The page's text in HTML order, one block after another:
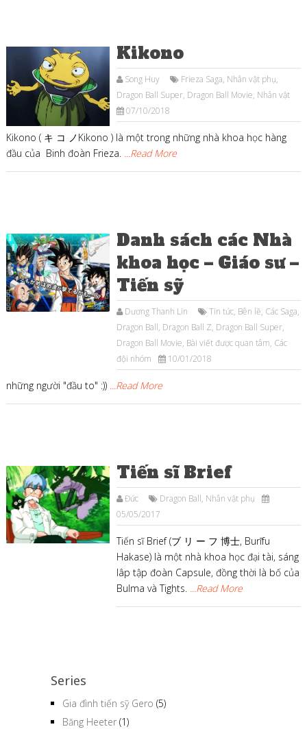
Kikono
Song Huy Frieza Saga, Nhân vật phụ,
Dragon Ball Super, Dragon Ball Movie, Nhân vật
07/10/2018
Kikono ( キ コ ノKikono ) là một trong những nhà khoa học hàng
đầu của Binh đoàn Frieza. ...Read More
Danh sách các Nhà
khoa học – Giáo sư –
Tiến sỹ
Dương Thanh Lin Tin tức, Bên lề, Các Saga,
Dragon Ball, Dragon Ball Z, Dragon Ball Super,
Dragon Ball Movie, Bài viết được quan tâm, Các
đội nhóm
10/01/2018
những người "đầu to" :)) ...Read More
Tiến sĩ Brief
Đức Dragon Ball, Nhân vật phụ
05/05/2017
Tiến sĩ Brief (ブ リ ー フ 博士, Burīfu
Hakase) là một nhà khoa học đại tài, sáng
lâp tập đoàn Capsule, đồng thời là bố của
Bulma và Tights. ...Read More
Series
Gia đình tiến sỹ Gero (5)
Băng Heeter (1)